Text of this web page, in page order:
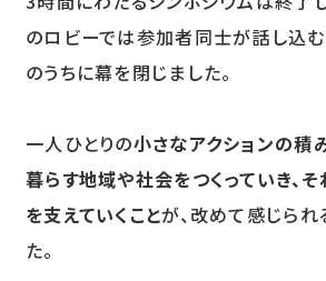
のロビーでは参加者同士が話し込
のうちに幕を閉じました。
一人ひとりの小さなアクションの積
暮らす地域や社会をつくっていき、
を支えていくことが、改めて感じら
た。